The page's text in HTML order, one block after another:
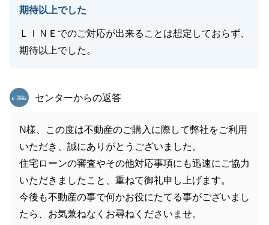
期待以上でした
ＬＩＮＥでのご対応が出来ることは想定しておらず、
期待以上でした。
東急リバブル
センターからの返答
N様、この度は不動産のご購入に際して弊社をご利用
いただき、誠にありがとうございました。
住宅ローンの審査やその他対応事項にも迅速にご協力
いただきましたこと、重ねて御礼申し上げます。
今後も不動産の事で何かお役にたてる事がございまし
たら、お気兼ねなくお尋ねくださいませ。